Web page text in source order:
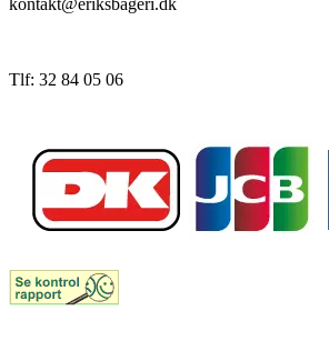
kontakt@eriksbageri.dk
Tlf: 32 84 05 06